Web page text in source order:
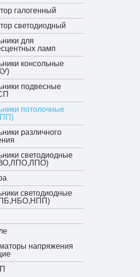
галогенный
светодиодный
для
ламп
консольные
подвесные
потолочные
различного
светодиодные
светодиодные
напряжения